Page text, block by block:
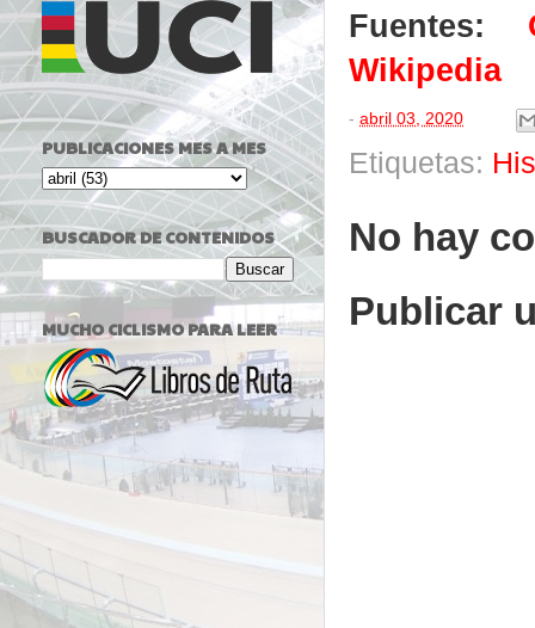
Fuentes:
Wikipedia
- abril 03, 2020
Etiquetas:
No hay
Publicar
PUBLICACIONES MES A MES
BUSCADOR DE CONTENIDOS
MUCHO CICLISMO PARA LEER